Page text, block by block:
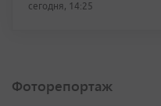
сегодня, 14:25
Фоторепортаж